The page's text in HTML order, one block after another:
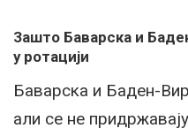
Зашто Баварска и
у ротацији
Баварска и Баден-
али се не